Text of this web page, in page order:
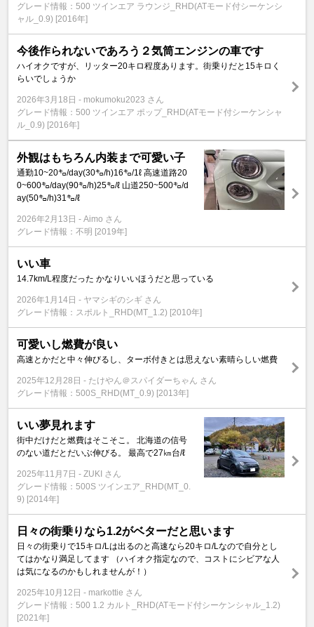
グレード情報：500 ツインエア ラウンジ_RHD(ATモード付シーケンシ
ャル_0.9) [2016年]
今後作られないであろう２気筒エンジンの車です
ハイオクですが、リッター20キロ程度あります。街乗りだと15キロく
らいでしょうか
2026年3月18日
mokumoku2023 さん
グレード情報：500 ツインエア ポップ_RHD(ATモード付シーケンシャ
ル_0.9) [2016年]
外観はもちろん内装まで可愛い子
通勤10~20㌔/day(30㌔/h)16㌔/1ℓ 高速道路20
0~600㌔/day(90㌔/h)25㌔/ℓ 山道250~500㌔/d
ay(50㌔/h)31㌔/ℓ
2026年2月13日
Aimo さん
グレード情報：不明 [2019年]
いい車
14.7km/L程度だった かなりいいほうだと思っている
2026年1月14日
ヤマシギのシギ さん
グレード情報：スポルト_RHD(MT_1.2) [2010年]
可愛いし燃費が良い
高速とかだと中々伸びるし、ターボ付きとは思えない素晴らしい燃費
2025年12月28日
たけやん＠スパイダーちゃん さん
グレード情報：500S_RHD(MT_0.9) [2013年]
いい夢見れます
街中だけだと燃費はそこそこ。 北海道の信号
のない道だとだいぶ伸びる。 最高で27㎞台/ℓ
2025年11月7日
ZUKI さん
グレード情報：500S ツインエア_RHD(MT_0.
9) [2014年]
日々の街乗りなら1.2がベターだと思います
日々の街乗りで15キロ/Lは出るのと高速なら20キロ/Lなので自分とし
てはかなり満足してます （ハイオク指定なので、コストにシビアな人
は気になるのかもしれませんが！）
2025年10月12日
markottie さん
グレード情報：500 1.2 カルト_RHD(ATモード付シーケンシャル_1.2)
[2021年]